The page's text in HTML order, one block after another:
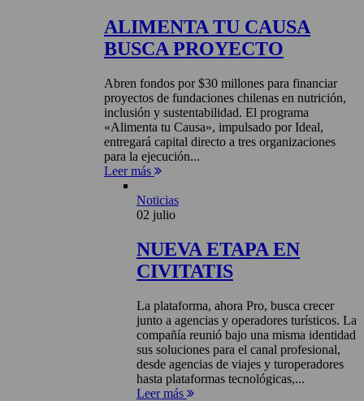
ALIMENTA TU CAUSA
BUSCA PROYECTO
Abren fondos por $30 millones para financiar
proyectos de fundaciones chilenas en nutrición,
inclusión y sustentabilidad. El programa
«Alimenta tu Causa», impulsado por Ideal,
entregará capital directo a tres organizaciones
para la ejecución...
Leer más
Noticias
02 julio
NUEVA ETAPA EN
CIVITATIS
La plataforma, ahora Pro, busca crecer
junto a agencias y operadores turísticos. La
compañía reunió bajo una misma identidad
sus soluciones para el canal profesional,
desde agencias de viajes y turoperadores
hasta plataformas tecnológicas,...
Leer más